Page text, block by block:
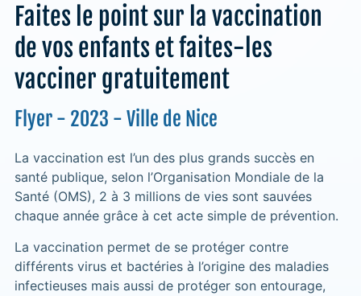
Faites le point sur la vaccination
de vos enfants et faites-les
vacciner gratuitement
Flyer - 2023 - Ville de Nice
La vaccination est l’un des plus grands succès en
santé publique, selon l’Organisation Mondiale de la
Santé (OMS), 2 à 3 millions de vies sont sauvées
chaque année grâce à cet acte simple de prévention.
La vaccination permet de se protéger contre
différents virus et bactéries à l’origine des maladies
infectieuses mais aussi de protéger son entourage,